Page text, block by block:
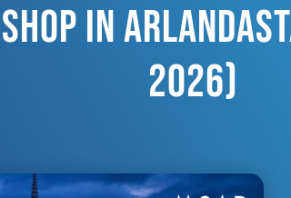
In
2026)